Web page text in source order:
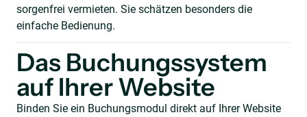
sorgenfrei vermieten. Sie schätzen besonders die
einfache Bedienung.
Das Buchungssystem
auf Ihrer Website
Binden Sie ein Buchungsmodul direkt auf Ihrer Website